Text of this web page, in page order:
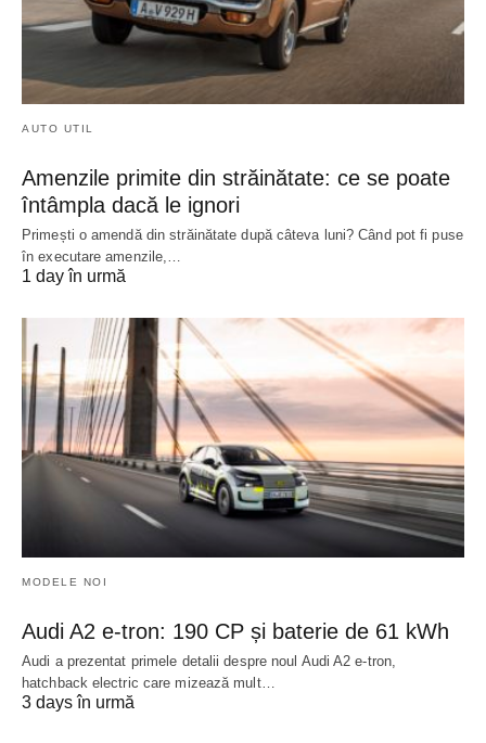
AUTO UTIL
Amenzile primite din străinătate: ce se poate
întâmpla dacă le ignori
Primești o amendă din străinătate după câteva luni? Când pot fi puse
în executare amenzile,…
1 day în urmă
MODELE NOI
Audi A2 e-tron: 190 CP și baterie de 61 kWh
Audi a prezentat primele detalii despre noul Audi A2 e-tron,
hatchback electric care mizează mult…
3 days în urmă